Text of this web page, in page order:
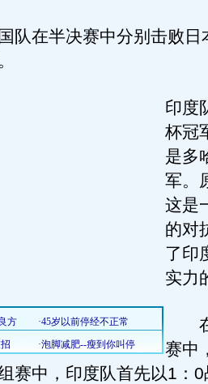
在半决赛中分别击败日
印度
杯冠
是多
军。
这是
的对
了印
实力
在
赛中
赛中，印度队首先以1：